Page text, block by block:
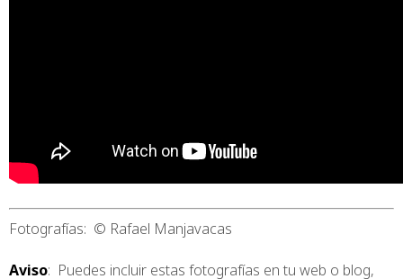
Fotografías: © Rafael Manjavacas
Aviso: Puedes incluir estas fotografías en tu web o blog,